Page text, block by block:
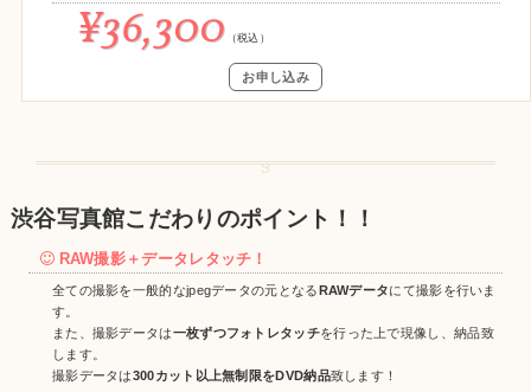
¥36,300 （税込）
お申し込み
渋谷写真館こだわりのポイント！！
RAW撮影＋データレタッチ！
全ての撮影を一般的なjpegデータの元となるRAWデータにて撮影を行いま
す。
また、撮影データは一枚ずつフォトレタッチを行った上で現像し、納品致
します。
撮影データは300カット以上無制限をDVD納品致します！